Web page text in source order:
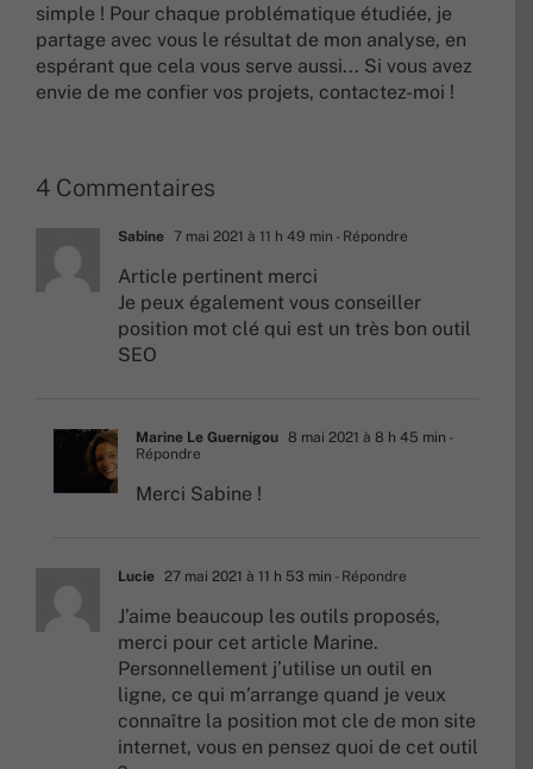
simple ! Pour chaque problématique étudiée, je
partage avec vous le résultat de mon analyse, en
espérant que cela vous serve aussi... Si vous avez
envie de me confier vos projets, contactez-moi !
4 Commentaires
Sabine 7 mai 2021 à 11 h 49 min - Répondre
Article pertinent merci
Je peux également vous conseiller
position mot clé qui est un très bon outil
SEO
Marine Le Guernigou 8 mai 2021 à 8 h 45 min -
Répondre
Merci Sabine !
Lucie 27 mai 2021 à 11 h 53 min - Répondre
J’aime beaucoup les outils proposés,
merci pour cet article Marine.
Personnellement j’utilise un outil en
ligne, ce qui m’arrange quand je veux
connaître la position mot cle de mon site
internet, vous en pensez quoi de cet outil